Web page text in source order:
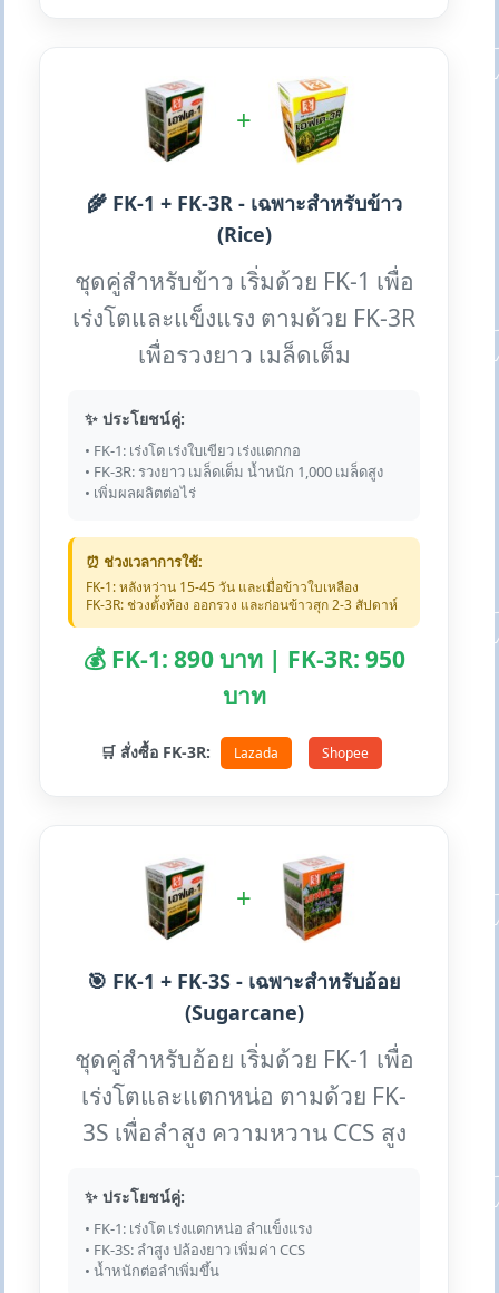
+
🌾 FK-1 + FK-3R - เฉพาะสำหรับข้าว
(Rice)
ชุดคู่สำหรับข้าว เริ่มด้วย FK-1 เพื่อ
เร่งโตและแข็งแรง ตามด้วย FK-3R
เพื่อรวงยาว เมล็ดเต็ม
✨ ประโยชน์คู่:
• FK-1: เร่งโต เร่งใบเขียว เร่งแตกกอ
• FK-3R: รวงยาว เมล็ดเต็ม น้ำหนัก 1,000 เมล็ดสูง
• เพิ่มผลผลิตต่อไร่
⏰ ช่วงเวลาการใช้:
FK-1: หลังหว่าน 15-45 วัน และเมื่อข้าวใบเหลือง
FK-3R: ช่วงตั้งท้อง ออกรวง และก่อนข้าวสุก 2-3 สัปดาห์
💰 FK-1: 890 บาท | FK-3R: 950
บาท
🛒 สั่งซื้อ FK-3R: Lazada Shopee
+
🎯 FK-1 + FK-3S - เฉพาะสำหรับอ้อย
(Sugarcane)
ชุดคู่สำหรับอ้อย เริ่มด้วย FK-1 เพื่อ
เร่งโตและแตกหน่อ ตามด้วย FK-
3S เพื่อลำสูง ความหวาน CCS สูง
✨ ประโยชน์คู่:
• FK-1: เร่งโต เร่งแตกหน่อ ลำแข็งแรง
• FK-3S: ลำสูง ปล้องยาว เพิ่มค่า CCS
• น้ำหนักต่อลำเพิ่มขึ้น